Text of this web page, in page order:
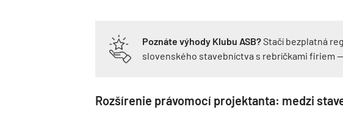
Poznáte výhody Klubu ASB?Stačí bezplatná
slovenského stavebníctva s rebríčkami
Rozšírenie právomocí projektanta: medzi